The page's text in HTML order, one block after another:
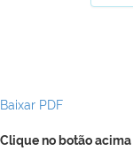
Baixar PDF
Clique no botão